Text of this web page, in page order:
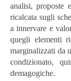
analisi, proposte
ricalcata sugli
a innervare e
quegli elementi
marginalizzati da
condizionato,
demagogiche.